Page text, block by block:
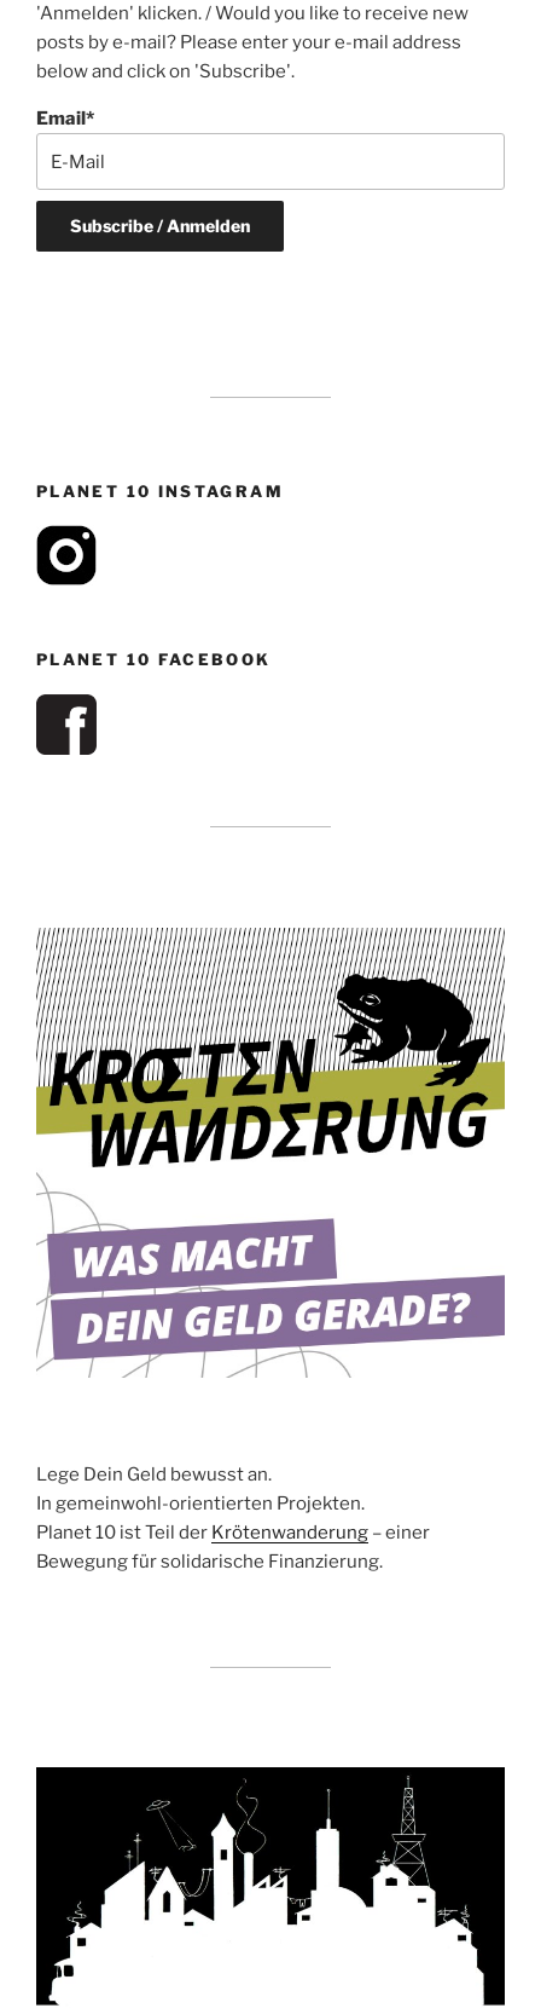
'Anmelden' klicken. / Would you like to receive new
posts by e-mail? Please enter your e-mail address
below and click on 'Subscribe'.
Email*
PLANET 10 INSTAGRAM
PLANET 10 FACEBOOK
Lege Dein Geld bewusst an.
In gemeinwohl-orientierten Projekten.
Planet 10 ist Teil der Krötenwanderung – einer
Bewegung für solidarische Finanzierung.